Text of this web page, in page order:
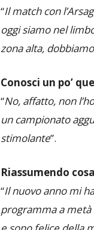
“Il match con
oggi siamo nel
zona alta,
Conosci un po’
“No, affatto, non
un campionato
stimolante”.
Riassumendo
“Il nuovo anno mi
programma a metà